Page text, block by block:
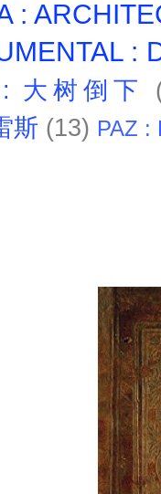
:
:
: 大树倒下
斯 (13) PAZ :